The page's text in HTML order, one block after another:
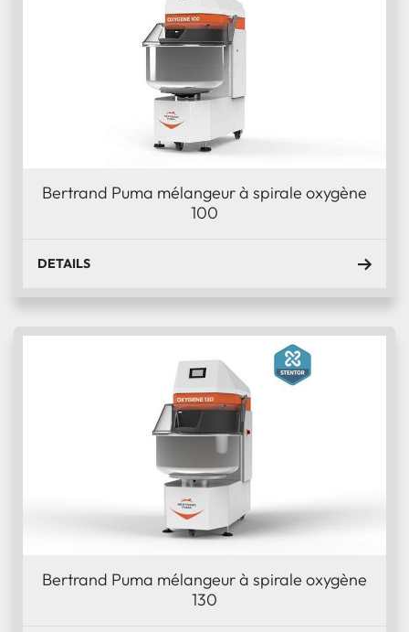
Bertrand Puma mélangeur à spirale oxygène
100
DETAILS
Bertrand Puma mélangeur à spirale oxygène
130